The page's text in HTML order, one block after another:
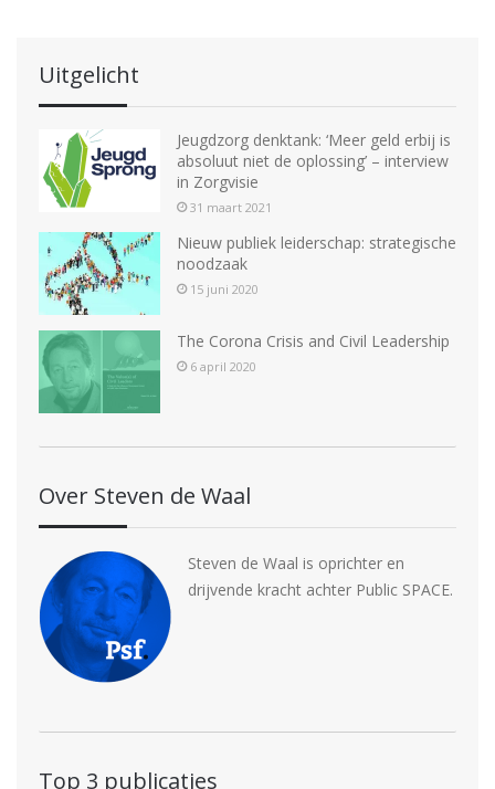
Uitgelicht
Jeugdzorg denktank: ‘Meer geld erbij is
absoluut niet de oplossing’ – interview
in Zorgvisie
31 maart 2021
Nieuw publiek leiderschap: strategische
noodzaak
15 juni 2020
The Corona Crisis and Civil Leadership
6 april 2020
Over Steven de Waal
Steven de Waal is oprichter en
drijvende kracht achter Public SPACE.
Top 3 publicaties